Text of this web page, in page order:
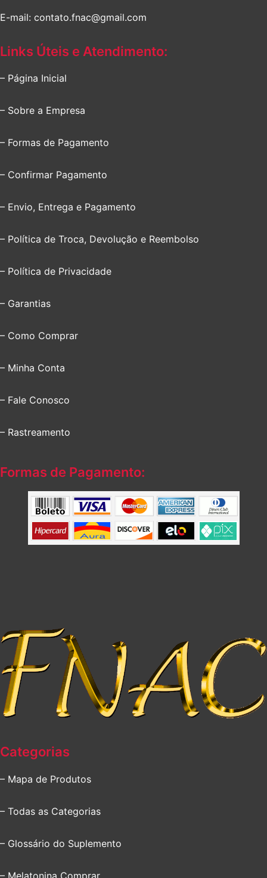
E-mail: contato.fnac@gmail.com
Links Úteis e Atendimento:
– Página Inicial
– Sobre a Empresa
– Formas de Pagamento
– Confirmar Pagamento
– Envio, Entrega e Pagamento
– Política de Troca, Devolução e Reembolso
– Política de Privacidade
– Garantias
– Como Comprar
– Minha Conta
– Fale Conosco
– Rastreamento
Formas de Pagamento:
Categorias
– Mapa de Produtos
– Todas as Categorias
– Glossário do Suplemento
– Melatonina Comprar